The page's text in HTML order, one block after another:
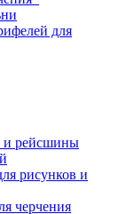
для
и рейсшины
рисунков и
черчения